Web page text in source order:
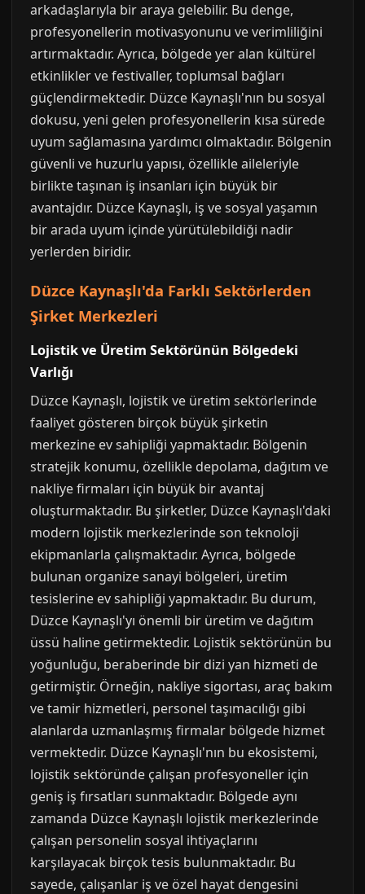
arkadaşlarıyla bir araya gelebilir. Bu denge,
profesyonellerin motivasyonunu ve verimliliğini
artırmaktadır. Ayrıca, bölgede yer alan kültürel
etkinlikler ve festivaller, toplumsal bağları
güçlendirmektedir. Düzce Kaynaşlı'nın bu sosyal
dokusu, yeni gelen profesyonellerin kısa sürede
uyum sağlamasına yardımcı olmaktadır. Bölgenin
güvenli ve huzurlu yapısı, özellikle aileleriyle
birlikte taşınan iş insanları için büyük bir
avantajdır. Düzce Kaynaşlı, iş ve sosyal yaşamın
bir arada uyum içinde yürütülebildiği nadir
yerlerden biridir.
Düzce Kaynaşlı'da Farklı Sektörlerden
Şirket Merkezleri
Lojistik ve Üretim Sektörünün Bölgedeki
Varlığı
Düzce Kaynaşlı, lojistik ve üretim sektörlerinde
faaliyet gösteren birçok büyük şirketin
merkezine ev sahipliği yapmaktadır. Bölgenin
stratejik konumu, özellikle depolama, dağıtım ve
nakliye firmaları için büyük bir avantaj
oluşturmaktadır. Bu şirketler, Düzce Kaynaşlı'daki
modern lojistik merkezlerinde son teknoloji
ekipmanlarla çalışmaktadır. Ayrıca, bölgede
bulunan organize sanayi bölgeleri, üretim
tesislerine ev sahipliği yapmaktadır. Bu durum,
Düzce Kaynaşlı'yı önemli bir üretim ve dağıtım
üssü haline getirmektedir. Lojistik sektörünün bu
yoğunluğu, beraberinde bir dizi yan hizmeti de
getirmiştir. Örneğin, nakliye sigortası, araç bakım
ve tamir hizmetleri, personel taşımacılığı gibi
alanlarda uzmanlaşmış firmalar bölgede hizmet
vermektedir. Düzce Kaynaşlı'nın bu ekosistemi,
lojistik sektöründe çalışan profesyoneller için
geniş iş fırsatları sunmaktadır. Bölgede aynı
zamanda Düzce Kaynaşlı lojistik merkezlerinde
çalışan personelin sosyal ihtiyaçlarını
karşılayacak birçok tesis bulunmaktadır. Bu
sayede, çalışanlar iş ve özel hayat dengesini